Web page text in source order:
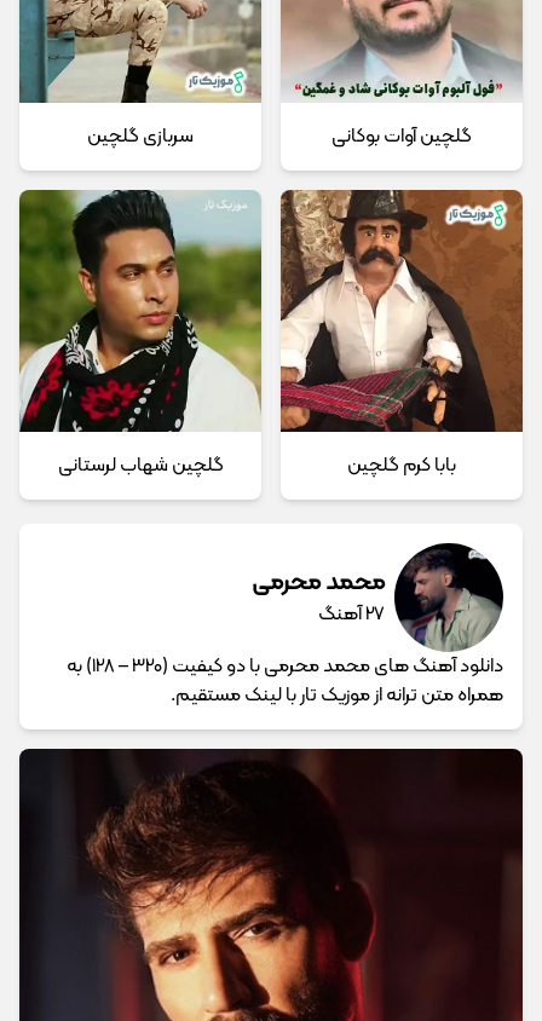
گلچین آوات بوکانی سربازی گلچین
بابا کرم گلچین گلچین شهاب لرستانی
محمد محرمی
27 آهنگ
دانلود آهنگ های محمد محرمی با دو کیفیت (320 – 128) به
همراه متن ترانه از موزیک تار با لینک مستقیم.